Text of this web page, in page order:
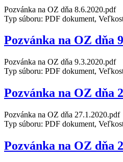
Pozvánka na OZ dňa 8.6.2020.pdf
Typ súboru: PDF dokument,
Pozvánka na OZ dňa
Pozvánka na OZ dňa 9.3.2020.pdf
Typ súboru: PDF dokument,
Pozvánka na OZ dňa
Pozvánka na OZ dňa 27.1.2020.pdf
Typ súboru: PDF dokument,
Pozvánka na OZ dňa